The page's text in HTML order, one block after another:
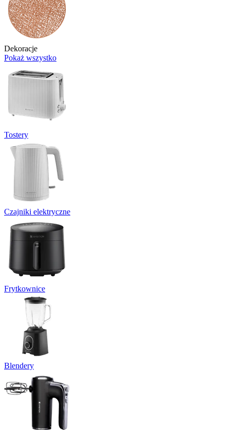
Dekoracje
Pokaż wszystko
Tostery
Czajniki elektryczne
Frytkownice
Blendery